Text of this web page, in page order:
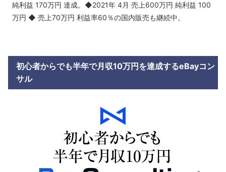
純利益 170万円 達成。◆2021年 4月 売上600万円 純利益 100
万円 ◆ 売上70万円 利益率60％の国内販売も継続中。
初心者からでも半年で月収10万円を達成するeBayコン
サル